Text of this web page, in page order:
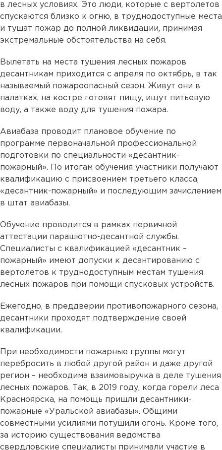
в лесных условиях. Это люди, которые с вертолетов
спускаются близко к огню, в труднодоступные места
и тушат пожар до полной ликвидации, принимая
экстремальные обстоятельства на себя.
Вылетать на места тушения лесных пожаров
десантникам приходится с апреля по октябрь, в так
называемый пожароопасный сезон. Живут они в
палатках, на костре готовят пищу, ищут питьевую
воду, а также воду для тушения пожара.
Авиабаза проводит плановое обучение по
программе первоначальной профессиональной
подготовки по специальности «десантник-
пожарный». По итогам обучения участники получают
квалификацию с присвоением третьего класса,
«десантник-пожарный» и последующим зачислением
в штат авиабазы.
Обучение проводится в рамках первичной
аттестации парашютно-десантной службы.
Специалисты с квалификацией «десантник –
пожарный» имеют допуски к десантированию с
вертолетов к труднодоступным местам тушения
лесных пожаров при помощи спусковых устройств.
Ежегодно, в преддверии противопожарного сезона,
десантники проходят подтверждение своей
квалификации.
При необходимости пожарные группы могут
перебросить в любой другой район и даже другой
регион – необходима взаимовыручка в деле тушения
лесных пожаров. Так, в 2019 году, когда горели леса
Красноярска, на помощь пришли десантники-
пожарные «Уральской авиабазы». Общими
совместными усилиями потушили огонь. Кроме того,
за историю существования ведомства
свердловские специалисты принимали участие в